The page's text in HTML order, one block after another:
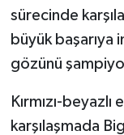
sürecinde
büyük başarıya
gözünü
Kırmızı-
karşılaşmada